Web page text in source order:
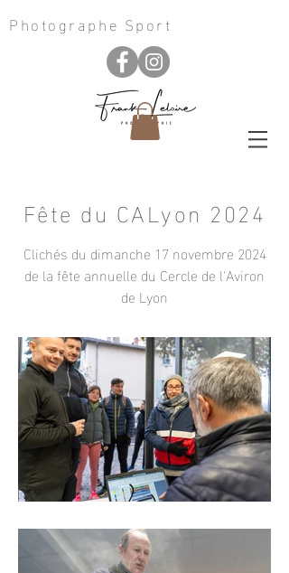
Photographe Sport
Fête du CALyon 2024
Clichés du dimanche 17 novembre 2024
de la fête annuelle du Cercle de l'Aviron
de Lyon